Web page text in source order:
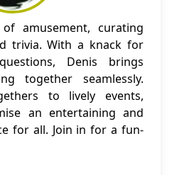
amusement, curating
trivia. With a knack for
Denis brings
together seamlessly.
to lively events,
an entertaining and
for all. Join in for a fun-